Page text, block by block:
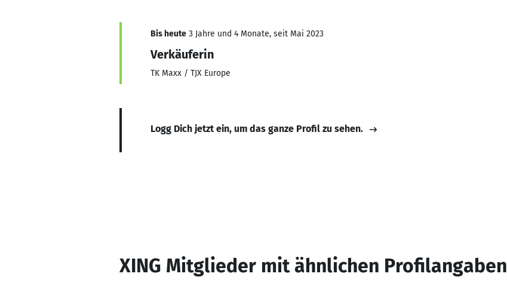
Bis heute 3 Jahre und 4 Monate, seit Mai 2023
Verkäuferin
TK Maxx / TJX Europe
Logg Dich jetzt ein, um das ganze Profil zu sehen.
XING Mitglieder mit ähnlichen Profilangaben